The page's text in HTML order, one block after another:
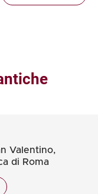
Valentino,
di Roma